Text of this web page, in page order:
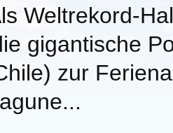
Weltrekord-
gigantische
zur